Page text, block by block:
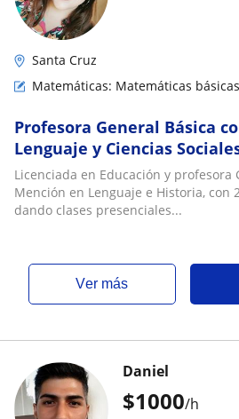
Santa Cruz
Matemáticas: Matemáticas básicas
Profesora General Básica
Lenguaje y Ciencias
Pontificia Universidad
Licenciada en Educación y profesora
Mención en Lenguaje e Historia, con
dando clases presenciales...
ver más
$1000/h
Daniel